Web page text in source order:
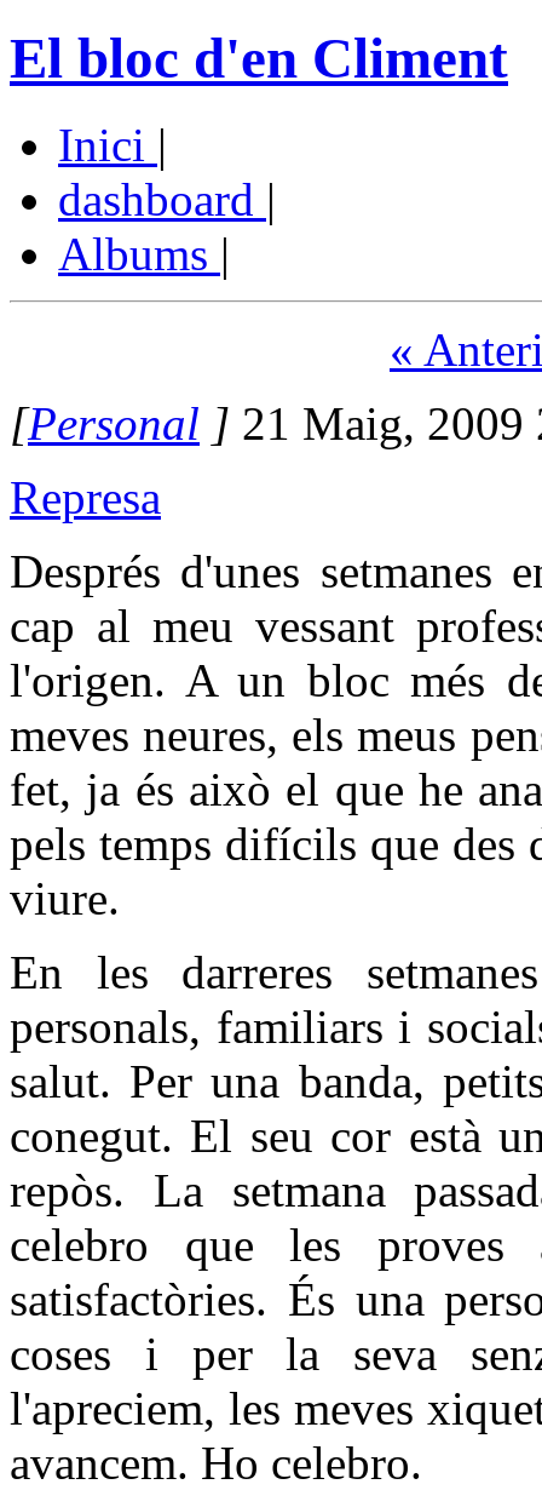
El bloc d'en Climent
Inici |
dashboard |
Albums |
«
[Personal ] 21 Maig, 2009
Represa
Després d'unes setmanes
cap al meu vessant
l'origen. A un bloc més
meves neures, els meus
fet, ja és això el que he
pels temps difícils que des
viure.
En les darreres
personals, familiars i
salut. Per una banda,
conegut. El seu cor està
repòs. La setmana
celebro que les
satisfactòries. És una
coses i per la seva
l'apreciem, les meves
avancem. Ho celebro.